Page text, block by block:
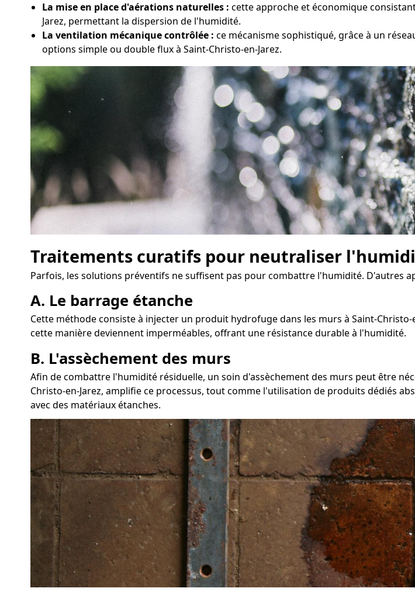
La mise en place d'aérations naturelles : cette approche et économique
Jarez, permettant la dispersion de l'humidité.
La ventilation mécanique contrôlée : ce mécanisme sophistiqué, grâce à un
options simple ou double flux à Saint-Christo-en-Jarez.
Traitements curatifs pour neutraliser
Parfois, les solutions préventifs ne suffisent pas pour combattre l'humidité. D'autres
A. Le barrage étanche
Cette méthode consiste à injecter un produit hydrofuge dans les murs à Saint-
cette manière deviennent imperméables, offrant une résistance durable à l'humidité.
B. L'assèchement des murs
Afin de combattre l'humidité résiduelle, un soin d'assèchement des murs peut être
Christo-en-Jarez, amplifie ce processus, tout comme l'utilisation de produits dédiés
avec des matériaux étanches.